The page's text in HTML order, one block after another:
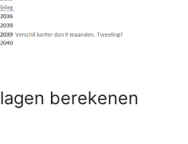
berekenen